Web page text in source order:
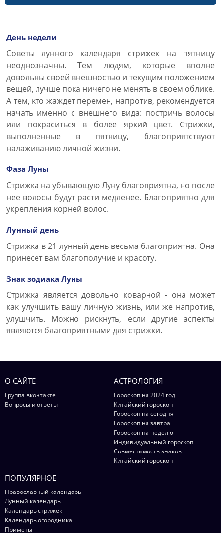
День недели
Советы лунного календаря стрижек на пятницу
неоднозначны. Тем людям, которые вполне
довольны своей внешностью и текущим положением
вещей, лучше пока ничего не менять в своем облике.
А тем, кто жаждет перемен, напротив, рекомендуется
начать именно с внешнего вида: постричь волосы
или покраситься в более яркий цвет. Стрижки,
выполненные в пятницу, благоприятствуют
налаживанию личной жизни.
Фаза Луны
Стрижка на убывающую Луну благоприятна, но после
нее волосы будут расти медленее. Благоприятно для
укрепления корней волос.
Лунный день
Стрижка в 21 лунный день весьма благоприятна. Она
принесет вам благополучие и красоту.
Знак зодиака Луны
Стрижка является довольно коварной - она может
как улучшить вашу личную жизнь, или же напротив,
улушчить. Можно рискнуть, если другие аспекты
являются благоприятными для стрижки.
О САЙТЕ
Группа вконтакте
Вопросы и ответы
АСТРОЛОГИЯ
Гороскоп на 2024 год
Китайский гороскоп
Гороскоп на сегодня
Гороскоп на завтра
Гороскоп на неделю
Индивидуальный гороскоп
Совместимость знаков
Китайский гороскоп
ПОПУЛЯРНОЕ
Православный календарь
Лунный календарь
Календарь стрижек
Календарь огородника
Приметы